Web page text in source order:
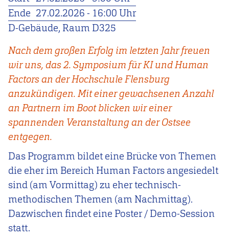
Ende 27.02.2026 - 16:00 Uhr
D-Gebäude, Raum D325
Nach dem großen Erfolg im letzten Jahr freuen
wir uns, das 2. Symposium für KI und Human
Factors an der Hochschule Flensburg
anzukündigen. Mit einer gewachsenen Anzahl
an Partnern im Boot blicken wir einer
spannenden Veranstaltung an der Ostsee
entgegen.
Das Programm bildet eine Brücke von Themen
die eher im Bereich Human Factors angesiedelt
sind (am Vormittag) zu eher technisch-
methodischen Themen (am Nachmittag).
Dazwischen findet eine Poster / Demo-Session
statt.